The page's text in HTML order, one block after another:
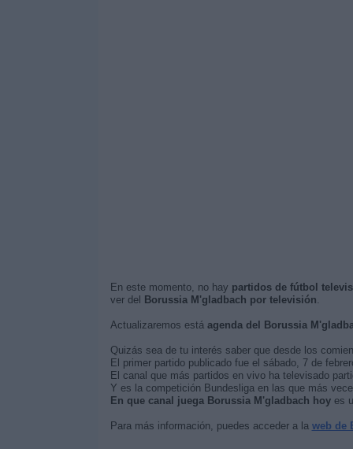
En este momento, no hay partidos de fútbol
ver del
Borussia M'gladbach por televisión.
Actualizaremos está agenda del Borussia
Quizás sea de tu interés saber que desde los
El primer partido publicado fue el sábado, 7 de
El canal que más partidos en vivo ha televisado
Y es la competición Bundesliga en las que más
En que canal juega Borussia M'gladbach hoyes
Para más información, puedes acceder a la web de